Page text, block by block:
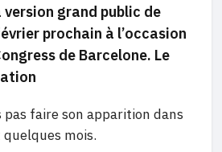
grand public de
prochain à l’occasion
de Barcelone. Le
faire son apparition dans
mois.